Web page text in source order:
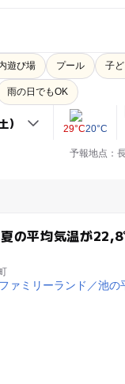
遊び場 プール 子
雨の日でもOK
29°C20°C
予報地点：
の平均気温が